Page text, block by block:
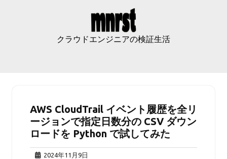
クラウドエンジニアの検証生活
AWS CloudTrail イベント履歴を全リ
ージョンで指定日数分の CSV ダウン
ロードを Python で試してみた
2024年11月9日